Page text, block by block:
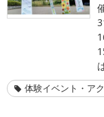
体験イベント・ア